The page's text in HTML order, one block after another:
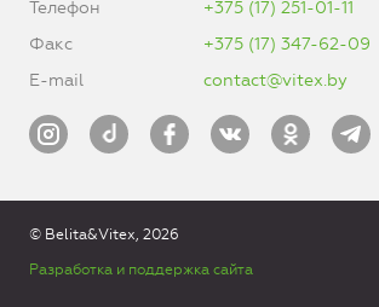
Телефон
+375 (17) 251-01-11
Факс
+375 (17) 347-62-09
E-mail
contact@vitex.by
© Belita&Vitex, 2026
Разработка и поддержка сайта